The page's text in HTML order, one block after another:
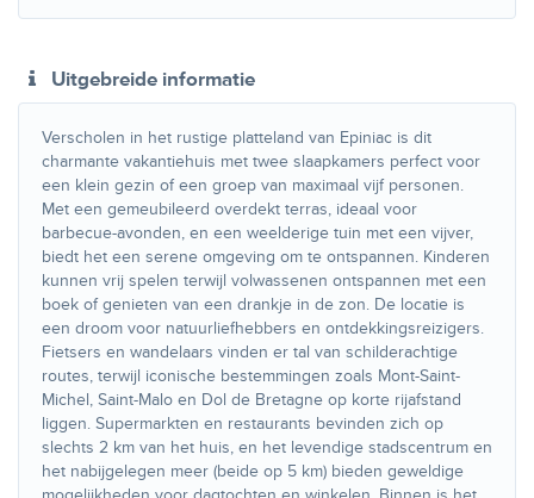
Uitgebreide informatie
Verscholen in het rustige platteland van Epiniac is dit
charmante vakantiehuis met twee slaapkamers perfect voor
een klein gezin of een groep van maximaal vijf personen.
Met een gemeubileerd overdekt terras, ideaal voor
barbecue-avonden, en een weelderige tuin met een vijver,
biedt het een serene omgeving om te ontspannen. Kinderen
kunnen vrij spelen terwijl volwassenen ontspannen met een
boek of genieten van een drankje in de zon. De locatie is
een droom voor natuurliefhebbers en ontdekkingsreizigers.
Fietsers en wandelaars vinden er tal van schilderachtige
routes, terwijl iconische bestemmingen zoals Mont-Saint-
Michel, Saint-Malo en Dol de Bretagne op korte rijafstand
liggen. Supermarkten en restaurants bevinden zich op
slechts 2 km van het huis, en het levendige stadscentrum en
het nabijgelegen meer (beide op 5 km) bieden geweldige